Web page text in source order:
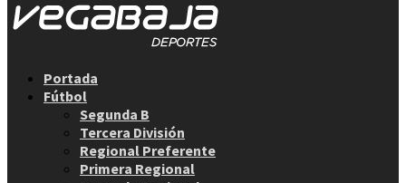
Portada
Fútbol
Segunda B
Tercera División
Regional Preferente
Primera Regional